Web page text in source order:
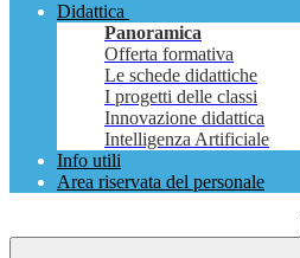
Didattica
Panoramica
Offerta formativa
Le schede didattiche
I progetti delle classi
Innovazione didattica
Intelligenza Artificiale
Info utili
Area riservata del personale